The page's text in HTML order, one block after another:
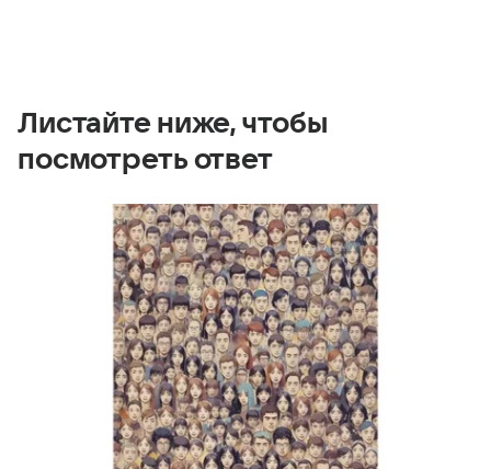
Листайте ниже, чтобы
посмотреть ответ